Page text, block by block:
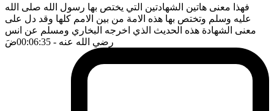
فهذا معنى هاتين الشهادتين التي يختص بها رسول الله صلى الله
عليه وسلم وتختص بها هذه الامة من بين الامم كلها وقد دل على
معنى الشهادة هذه الحديث الذي اخرجه البخاري ومسلم عن انس
رضي الله عنه - 00:06:35 ضَ